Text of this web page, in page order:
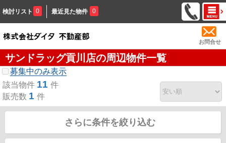
検討リスト 0 最近見た物件 0
お問合せ
サンドラッグ貢川店の周辺物件一覧
募集中のみ表示
該当物件 11 件
販売数 1 件
さらに条件を絞り込む